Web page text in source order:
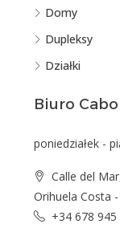
Domy
Dupleksy
Działki
Biuro
poniedziałek -
Calle del
Orihuela Costa
+34 678 945